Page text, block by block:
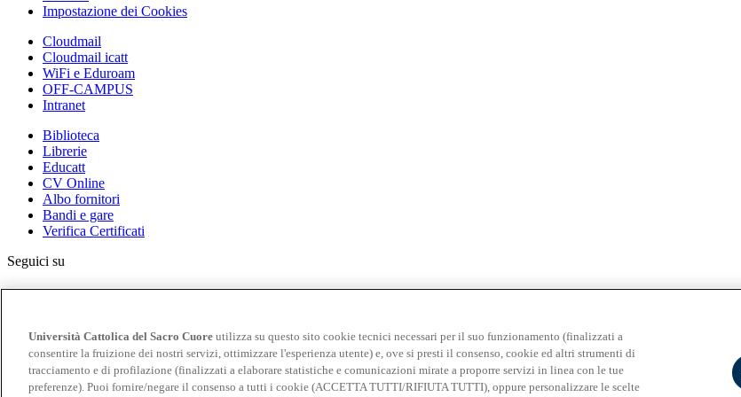
Impostazione dei Cookies
Cloudmail
Cloudmail icatt
WiFi e Eduroam
OFF-CAMPUS
Intranet
Biblioteca
Librerie
Educatt
CV Online
Albo fornitori
Bandi e gare
Verifica Certificati
Seguici su
Università Cattolica del Sacro Cuore
Università Cattolica del Sacro Cuore utilizza su questo sito cookie tecnici necessari per il suo funzionamento (finalizzati a
consentire la fruizione dei nostri servizi, ottimizzare l'esperienza utente) e, ove si presti il consenso, cookie ed altri strumenti di
tracciamento e di profilazione (finalizzati a elaborare statistiche e comunicazioni mirate a proporre servizi in linea con le tue
preferenze). Puoi fornire/negare il consenso a tutti i cookie (ACCETTA TUTTI/RIFIUTA TUTTI), oppure personalizzare le scelte